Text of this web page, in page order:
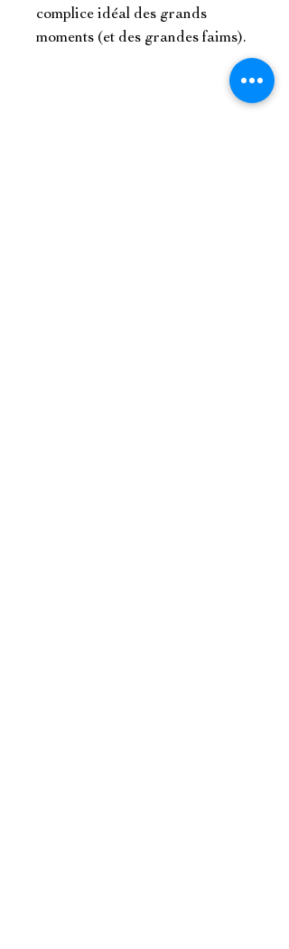
complice idéal des grands
moments (et des grandes faims).